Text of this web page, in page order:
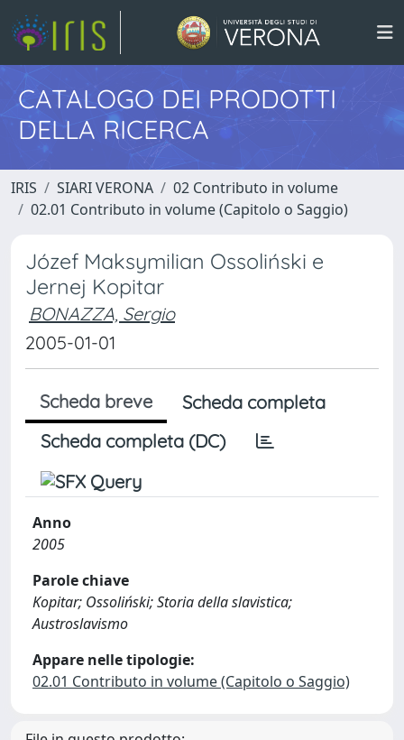
CATALOGO DEI PRODOTTI
DELLA RICERCA
IRIS SIARI VERONA
02 Contributo in volume
02.01 Contributo in volume (Capitolo o Saggio)
Józef Maksymilian Ossoliński e
Jernej Kopitar
BONAZZA, Sergio
2005-01-01
Scheda breve
Scheda completa
Scheda completa (DC)
Anno
2005
Parole chiave
Kopitar; Ossoliński; Storia della slavistica;
Austroslavismo
Appare nelle tipologie:
02.01 Contributo in volume (Capitolo o Saggio)